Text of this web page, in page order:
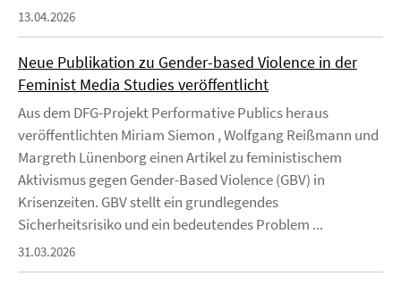
13.04.2026
Neue Publikation zu Gender-based Violence in der
Feminist Media Studies veröffentlicht
Aus dem DFG-Projekt Performative Publics heraus
veröffentlichten Miriam Siemon , Wolfgang Reißmann und
Margreth Lünenborg einen Artikel zu feministischem
Aktivismus gegen Gender-Based Violence (GBV) in
Krisenzeiten. GBV stellt ein grundlegendes
Sicherheitsrisiko und ein bedeutendes Problem ...
31.03.2026